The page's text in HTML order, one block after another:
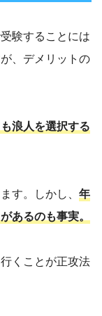
験することには
、デメリットの
浪人を選択する
す。しかし、 年
あるのも事実。
くことが正攻法